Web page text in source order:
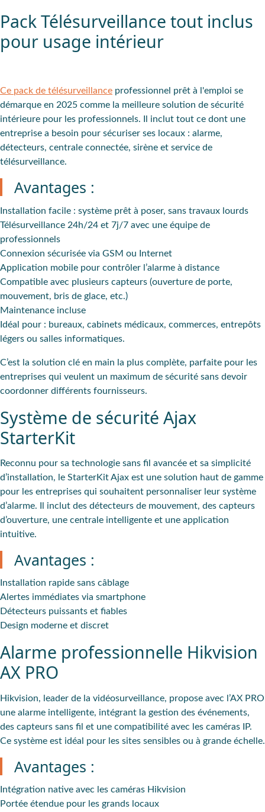
Pack Télésurveillance tout inclus
pour usage intérieur
Ce pack de télésurveillance professionnel prêt à l'emploi se
démarque en 2025 comme la meilleure solution de sécurité
intérieure pour les professionnels. Il inclut tout ce dont une
entreprise a besoin pour sécuriser ses locaux : alarme,
détecteurs, centrale connectée, sirène et service de
télésurveillance.
Avantages :
Installation facile : système prêt à poser, sans travaux lourds
Télésurveillance 24h/24 et 7j/7 avec une équipe de
professionnels
Connexion sécurisée via GSM ou Internet
Application mobile pour contrôler l’alarme à distance
Compatible avec plusieurs capteurs (ouverture de porte,
mouvement, bris de glace, etc.)
Maintenance incluse
Idéal pour : bureaux, cabinets médicaux, commerces, entrepôts
légers ou salles informatiques.
C’est la solution clé en main la plus complète, parfaite pour les
entreprises qui veulent un maximum de sécurité sans devoir
coordonner différents fournisseurs.
Système de sécurité Ajax
StarterKit
Reconnu pour sa technologie sans fil avancée et sa simplicité
d’installation, le StarterKit Ajax est une solution haut de gamme
pour les entreprises qui souhaitent personnaliser leur système
d’alarme. Il inclut des détecteurs de mouvement, des capteurs
d’ouverture, une centrale intelligente et une application
intuitive.
Avantages :
Installation rapide sans câblage
Alertes immédiates via smartphone
Détecteurs puissants et fiables
Design moderne et discret
Alarme professionnelle Hikvision
AX PRO
Hikvision, leader de la vidéosurveillance, propose avec l’AX PRO
une alarme intelligente, intégrant la gestion des événements,
des capteurs sans fil et une compatibilité avec les caméras IP.
Ce système est idéal pour les sites sensibles ou à grande échelle.
Avantages :
Intégration native avec les caméras Hikvision
Portée étendue pour les grands locaux